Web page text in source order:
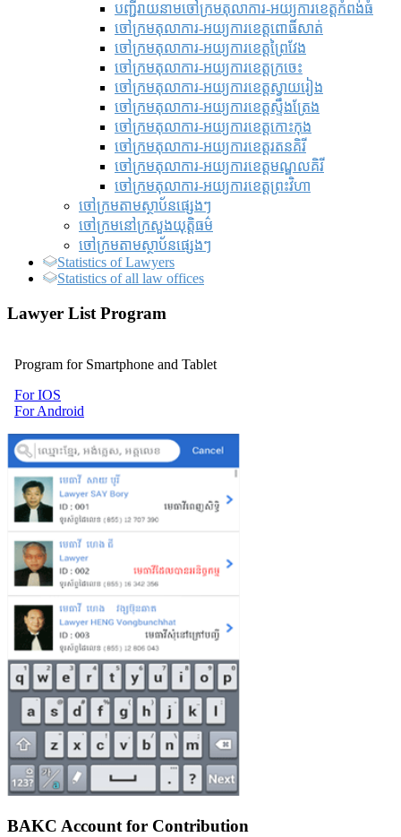
បញ្ជីរាយនាមចៅក្រមតុលាការ-អយ្យការខេត្តកំពង់ធំ
ចៅក្រមតុលាការ-អយ្យការខេត្តពោធិ៍សាត់
ចៅក្រមតុលាការ-អយ្យការខេត្តព្រៃវែង
ចៅក្រមតុលាការ-អយ្យការខេត្តក្រចេះ
ចៅក្រមតុលាការ-អយ្យការខេត្តស្វាយរៀង
ចៅក្រមតុលាការ-អយ្យការខេត្តស្ទឹងត្រែង
ចៅក្រមតុលាការ-អយ្យការខេត្តកោះកុង
ចៅក្រមតុលាការ-អយ្យការខេត្តរតនគិរី
ចៅក្រមតុលាការ-អយ្យការខេត្តមណ្ឌលគិរី
ចៅក្រមតុលាការ-អយ្យការខេត្តព្រះវិហា
ចៅក្រមតាមស្ថាប័នផ្សេងៗ
ចៅក្រមនៅក្រសួងយុត្តិធម៌
ចៅក្រមតាមស្ថាប័នផ្សេងៗ
Statistics of Lawyers
Statistics of all law offices
Lawyer List Program
Program for Smartphone and Tablet
For IOS
For Android
BAKC Account for Contribution